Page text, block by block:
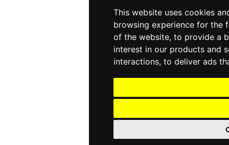
This website uses cookies
browsing experience for the
of the website,to provide a
interest in our products and
interactions,to deliver ads